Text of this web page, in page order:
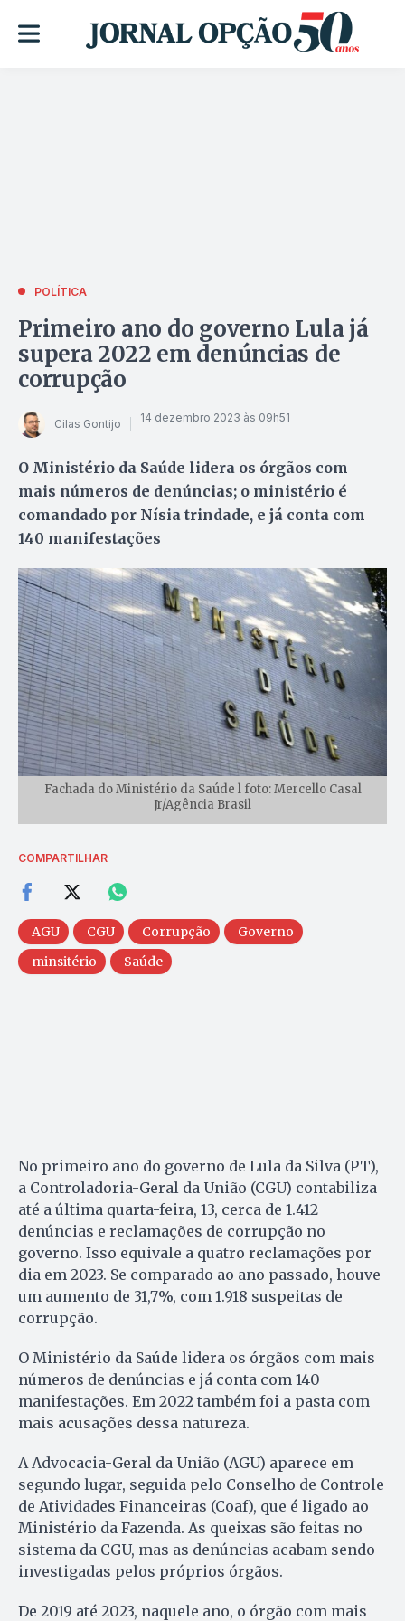
POLÍTICA
Primeiro ano do governo Lula já
supera 2022 em denúncias de
corrupção
Cilas Gontijo 14 dezembro 2023 às 09h51
O Ministério da Saúde lidera os órgãos com
mais números de denúncias; o ministério é
comandado por Nísia trindade, e já conta com
140 manifestações
Fachada do Ministério da Saúde l foto: Mercello Casal
Jr/Agência Brasil
COMPARTILHAR
AGU CGU Corrupção
Governo
minsitério
Saúde
No primeiro ano do governo de Lula da Silva (PT),
a Controladoria-Geral da União (CGU) contabiliza
até a última quarta-feira, 13, cerca de 1.412
denúncias e reclamações de corrupção no
governo. Isso equivale a quatro reclamações por
dia em 2023. Se comparado ao ano passado, houve
um aumento de 31,7%, com 1.918 suspeitas de
corrupção.
O Ministério da Saúde lidera os órgãos com mais
números de denúncias e já conta com 140
manifestações. Em 2022 também foi a pasta com
mais acusações dessa natureza.
A Advocacia-Geral da União (AGU) aparece em
segundo lugar, seguida pelo Conselho de Controle
de Atividades Financeiras (Coaf), que é ligado ao
Ministério da Fazenda. As queixas são feitas no
sistema da CGU, mas as denúncias acabam sendo
investigadas pelos próprios órgãos.
De 2019 até 2023, naquele ano, o órgão com mais